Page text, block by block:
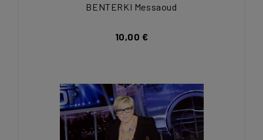
BENTERKI Messaoud
10,00 €